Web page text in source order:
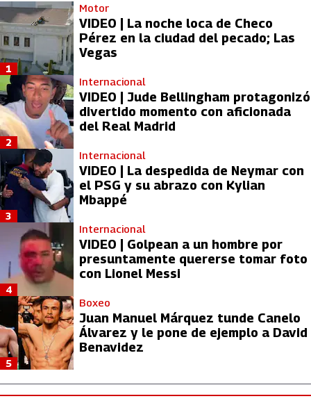
Motor
VIDEO | La noche loca de Checo
Pérez en la ciudad del pecado; Las
Vegas
1
Internacional
VIDEO | Jude Bellingham protagonizó
divertido momento con aficionada
del Real Madrid
2
Internacional
VIDEO | La despedida de Neymar con
el PSG y su abrazo con Kylian
Mbappé
3
Internacional
VIDEO | Golpean a un hombre por
presuntamente quererse tomar foto
con Lionel Messi
4
Boxeo
Juan Manuel Márquez tunde Canelo
Álvarez y le pone de ejemplo a David
Benavidez
5